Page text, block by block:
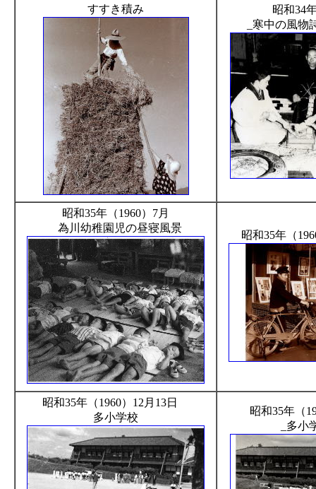
すすき積み
昭和34
_寒中の風物
昭和35年（1960）7月
為川幼稚園児の昼寝風景
昭和35年（
昭和35年（1960）12月13日
多小学校
昭和35年（
_多小